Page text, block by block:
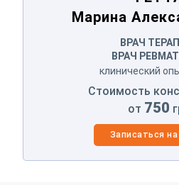
Марина
ВРАЧ
ВРАЧ
клинический
Стоимость
от 750
Записаться